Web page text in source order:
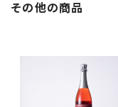
その他の商品